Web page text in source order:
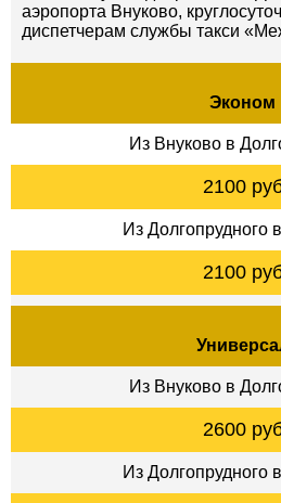
аэропорта Внуково,
диспетчерам службы такси
Эконом
Из Внуково в
2100
Из Долгопрудного
2100
Из Внуково в
2600
Из Долгопрудного